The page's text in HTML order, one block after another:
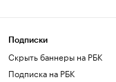
Подписки
Скрыть баннеры на РБК
Подписка на РБК